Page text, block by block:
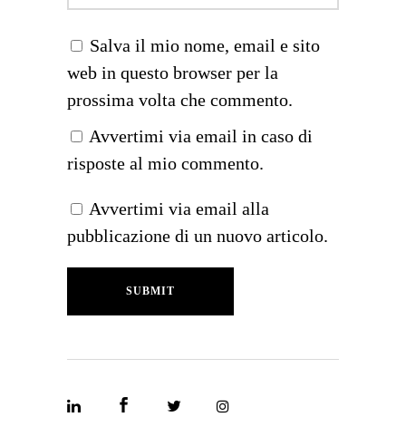
Salva il mio nome, email e sito
web in questo browser per la
prossima volta che commento.
Avvertimi via email in caso di
risposte al mio commento.
Avvertimi via email alla
pubblicazione di un nuovo articolo.
SUBMIT